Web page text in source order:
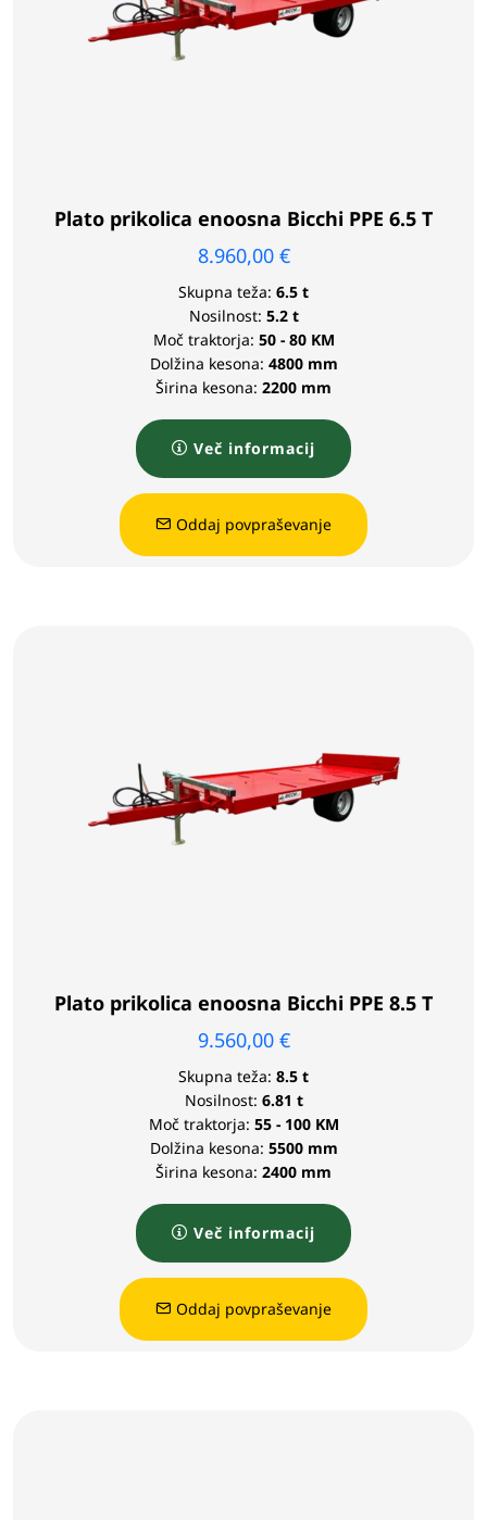
Plato prikolica enoosna Bicchi PPE 6.5 T
8.960,00 €
Skupna teža: 6.5 t
Nosilnost: 5.2 t
Moč traktorja: 50 - 80 KM
Dolžina kesona: 4800 mm
Širina kesona: 2200 mm
Več informacij
Oddaj povpraševanje
Plato prikolica enoosna Bicchi PPE 8.5 T
9.560,00 €
Skupna teža: 8.5 t
Nosilnost: 6.81 t
Moč traktorja: 55 - 100 KM
Dolžina kesona: 5500 mm
Širina kesona: 2400 mm
Več informacij
Oddaj povpraševanje